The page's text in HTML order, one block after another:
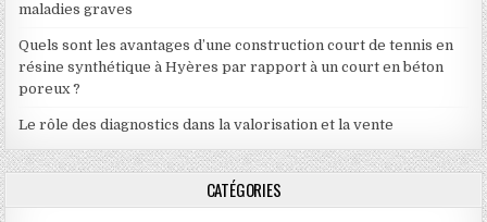
maladies graves
Quels sont les avantages d’une construction court de tennis en
résine synthétique à Hyères par rapport à un court en béton
poreux ?
Le rôle des diagnostics dans la valorisation et la vente
CATÉGORIES